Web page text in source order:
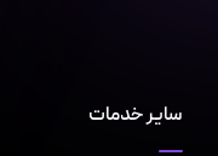
سایر خدمات